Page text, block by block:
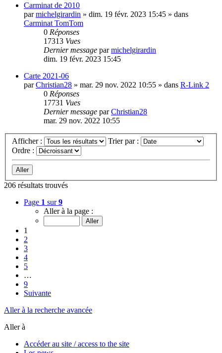
Carminat de 2010
parmichelgirardin » dim. 19 févr. 2023 15:45 » dans
Carminat TomTom
0 Réponses
17313 Vues
Dernier message parmichelgirardin
dim. 19 févr. 2023 15:45
Carte 2021-06
parChristian28 » mar. 29 nov. 2022 10:55 » dans R-Link 2
0 Réponses
17731 Vues
Dernier message parChristian28
mar. 29 nov. 2022 10:55
Afficher :
Trier par :
Ordre :
206 résultats trouvés
Page 1 sur9
Aller à la page :
1
2
3
4
5
…
9
Suivante
Aller à la recherche avancée
Aller à
Accéder au site / access to the site